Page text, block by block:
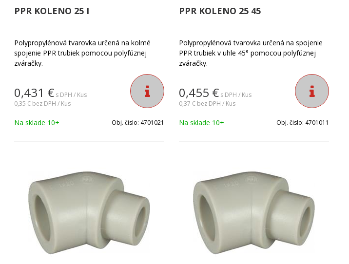
PPR KOLENO 25 I
Polypropylénová tvarovka určená na kolmé
spojenie PPR trubiek pomocou polyfúznej
zváračky.
0,431 € s DPH / Kus
0,35 € bez DPH / Kus
Na sklade 10+ Obj. čislo: 4701021
PPR KOLENO 25 45
Polypropylénová tvarovka určená na spojenie
PPR trubiek v uhle 45° pomocou polyfúznej
zváračky.
0,455 € s DPH / Kus
0,37 € bez DPH / Kus
Na sklade 10+ Obj. čislo: 4701011